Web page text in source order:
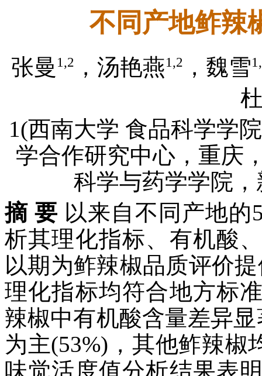
不同产地鲊辣
张曼 1,2 ，汤艳燕1,2 ，魏雪
1(西南大学 食品科学学
学合作研究中心，重庆
科学与药学学院
摘 要 以来自不同产地的
析其理化指标、有机酸
以期为鲊辣椒品质评价
理化指标均符合地方标
辣椒中有机酸含量差异显
为主(53%)，其他鲊辣椒
味觉活度值分析结果表